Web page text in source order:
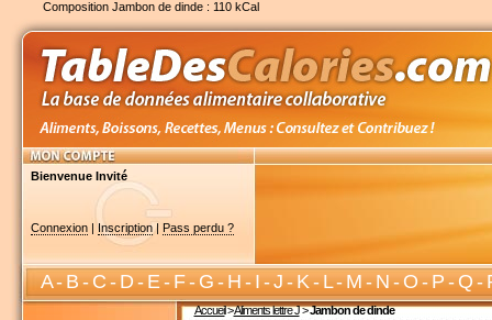
Composition Jambon de dinde : 110 kCal
Bienvenue Invité
Connexion| Inscription| Pass perdu ?
A-B-C-D-E-F-G-H-I-J-K-L-M-N-O-P-Q-
Accueil>Aliments lettre J>Jambon de dinde